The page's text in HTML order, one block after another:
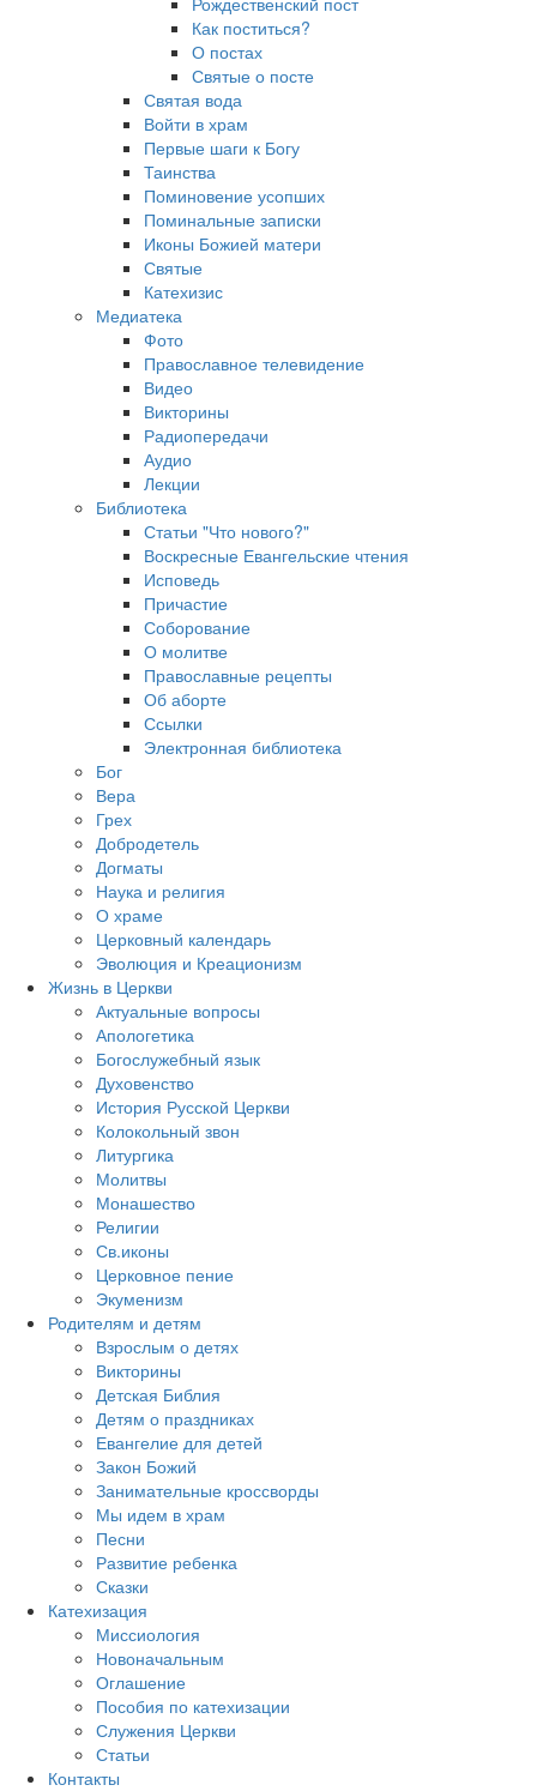
Как поститься?
О постах
Святые о посте
Святая вода
Войти в храм
Первые шаги к Богу
Таинства
Поминовение усопших
Поминальные записки
Иконы Божией матери
Святые
Катехизис
Медиатека
Фото
Православное телевидение
Видео
Викторины
Радиопередачи
Аудио
Лекции
Библиотека
Статьи "Что нового?"
Воскресные Евангельские чтения
Исповедь
Причастие
Соборование
О молитве
Православные рецепты
Об аборте
Ссылки
Электронная библиотека
Бог
Вера
Грех
Добродетель
Догматы
Наука и религия
О храме
Церковный календарь
Эволюция и Креационизм
Жизнь в Церкви
Актуальные вопросы
Апологетика
Богослужебный язык
Духовенство
История Русской Церкви
Колокольный звон
Литургика
Молитвы
Монашество
Религии
Св.иконы
Церковное пение
Экуменизм
Родителям и детям
Взрослым о детях
Викторины
Детская Библия
Детям о праздниках
Евангелие для детей
Закон Божий
Занимательные кроссворды
Мы идем в храм
Песни
Развитие ребенка
Сказки
Катехизация
Миссиология
Новоначальным
Оглашение
Пособия по катехизации
Служения Церкви
Статьи
Контакты